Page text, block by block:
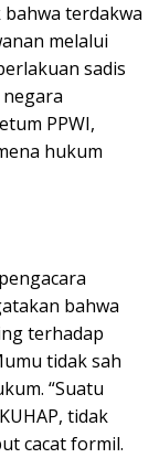
terdakwa
melalui
sadis
PPWI,
hukum
bahwa
terhadap
tidak sah
“Suatu
tidak
cacat formil.